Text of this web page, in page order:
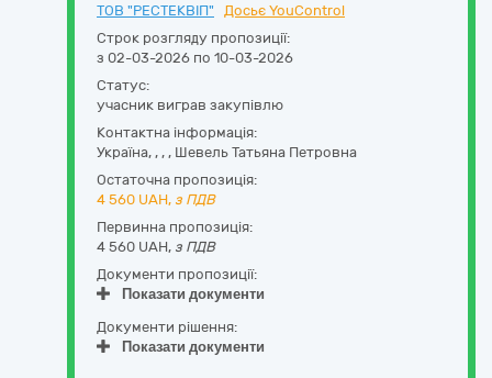
ТОВ "РЕСТЕКВІП"
Досьє YouControl
Строк розгляду пропозиції:
з 02-03-2026 по 10-03-2026
Статус:
учасник виграв закупівлю
Контактна інформація:
Україна, , , , Шевель Татьяна Петровна
Остаточна пропозиція:
4 560 UAH, з ПДВ
Первинна пропозиція:
4 560 UAH, з ПДВ
Документи пропозиції:
Показати документи
Документи рішення:
Показати документи